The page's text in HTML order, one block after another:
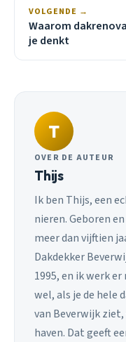
VOLGENDE →
Waarom
je denkt
T
OVER DE AUTEUR
Thijs
Ik ben Thijs, een
nieren. Geboren
meer dan vijftien
Dakdekker
1995, en ik werk
wel, als je de hele
van Beverwijk
haven. Dat geeft